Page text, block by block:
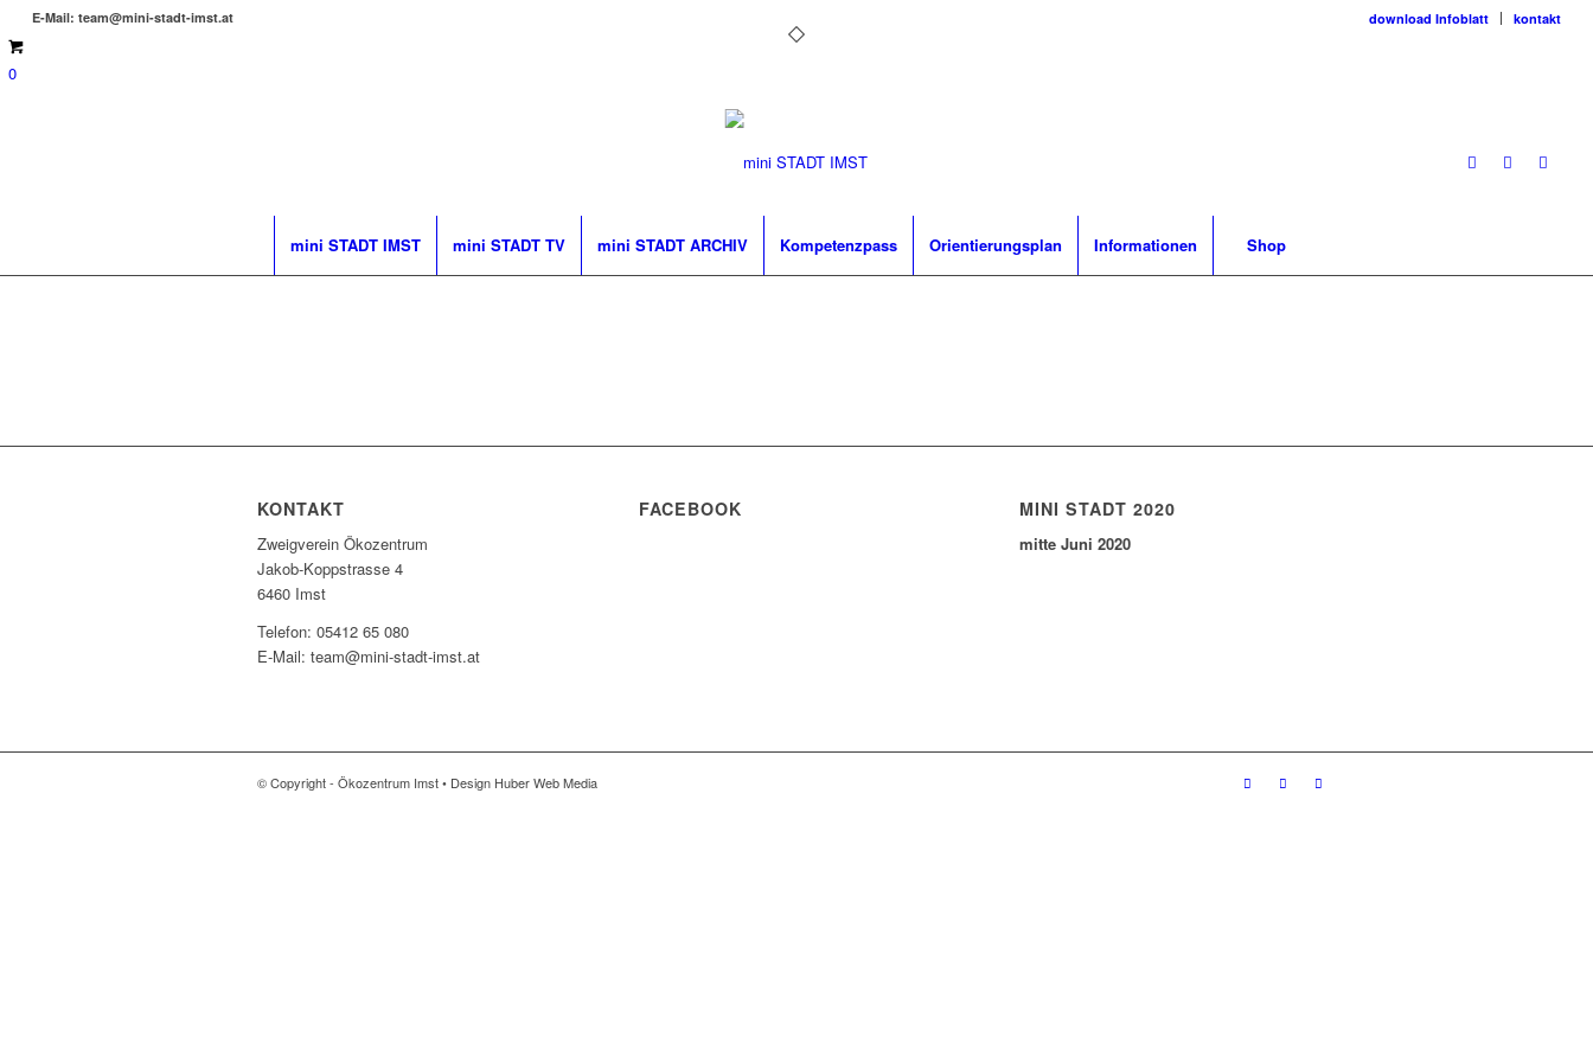
download Infoblatt kontakt
E-Mail: team@mini-stadt-imst.at
0
mini STADT IMST mini STADT TV mini STADT ARCHIV Kompetenzpass Orientierungsplan Informationen Shop
KONTAKT
Zweigverein Ökozentrum
Jakob-Koppstrasse 4
6460 Imst
Telefon: 05412 65 080
E-Mail: team@mini-stadt-imst.at
FACEBOOK MINI STADT 2020
mitte Juni 2020
© Copyright - Ökozentrum Imst • Design Huber Web Media